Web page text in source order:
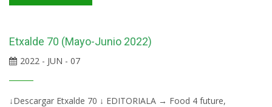
Etxalde 70 (Mayo-Junio 2022)
2022 - JUN - 07
↓Descargar Etxalde 70 ↓ EDITORIALA → Food 4 future,